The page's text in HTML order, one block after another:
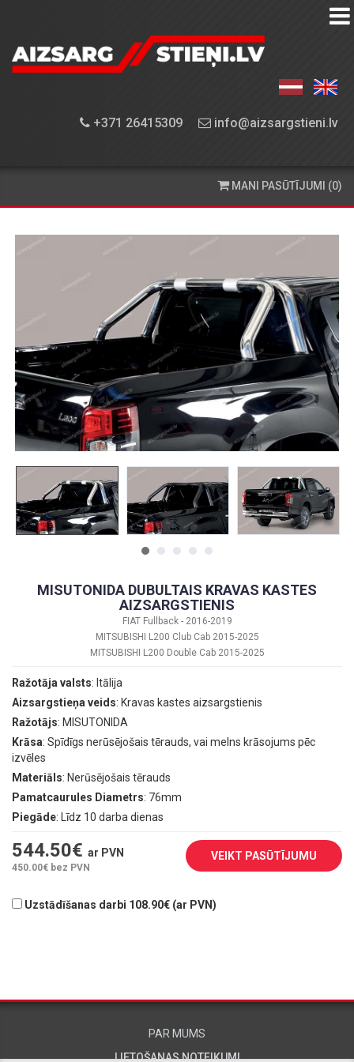
+371 26415309 info@aizsargstieni.lv
AIZSARGSTIEŅU
APRĪKOJUMA
PIEGĀDE
MANI PASŪTĪJUMI (0)
MISUTONIDA DUBULTAIS KRAVAS KASTES
AIZSARGSTIENIS
FIAT Fullback - 2016-2019
MITSUBISHI L200 Club Cab 2015-2025
MITSUBISHI L200 Double Cab 2015-2025
Ražotāja valsts: Itālija
Aizsargstieņa veids: Kravas kastes aizsargstienis
Ražotājs: MISUTONIDA
Krāsa: Spīdīgs nerūsējošais tērauds, vai melns krāsojums pēc
izvēles
Materiāls: Nerūsējošais tērauds
Pamatcaurules Diametrs: 76mm
Piegāde: Līdz 10 darba dienas
544.50€ ar PVN
450.00€ bez PVN
VEIKT PASŪTĪJUMU
Uzstādīšanas darbi 108.90€ (ar PVN)
PAR MUMS
LIETOŠANAS NOTEIKUMI